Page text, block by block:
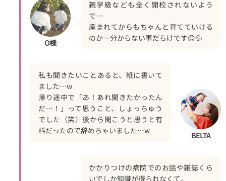
O様
親学級なども全く開校されないよう
で…
産まれてからもちゃんと育てていける
のか…分からない事だらけです😊💦
BELTA
私も聞きたいことあると、紙に書いて
ました…w
帰り途中で「あ！あれ聞きたかったん
だ…！」って思うこと、しょっちゅう
でした（笑）後から聞こうと思うと有
料だったので辞めちゃいました…w
かかりつけの病院でのお話や雑誌くら
いでしか知識が得られなくて。